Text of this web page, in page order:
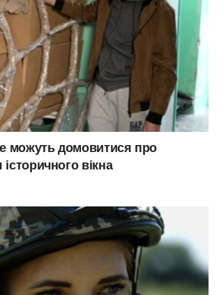
можуть домовитися про
вікна